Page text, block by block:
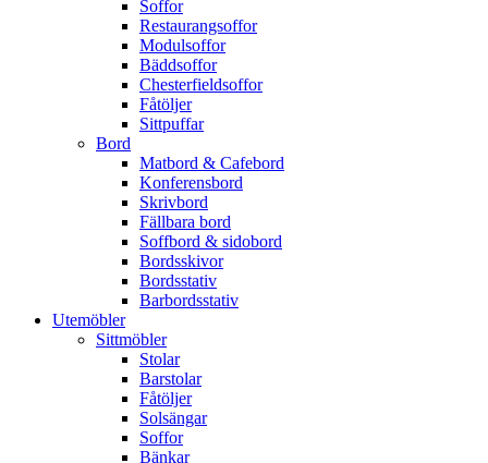
Soffor
Restaurangsoffor
Modulsoffor
Bäddsoffor
Chesterfieldsoffor
Fåtöljer
Sittpuffar
Bord
Matbord & Cafebord
Konferensbord
Skrivbord
Fällbara bord
Soffbord & sidobord
Bordsskivor
Bordsstativ
Barbordsstativ
Utemöbler
Sittmöbler
Stolar
Barstolar
Fåtöljer
Solsängar
Soffor
Bänkar